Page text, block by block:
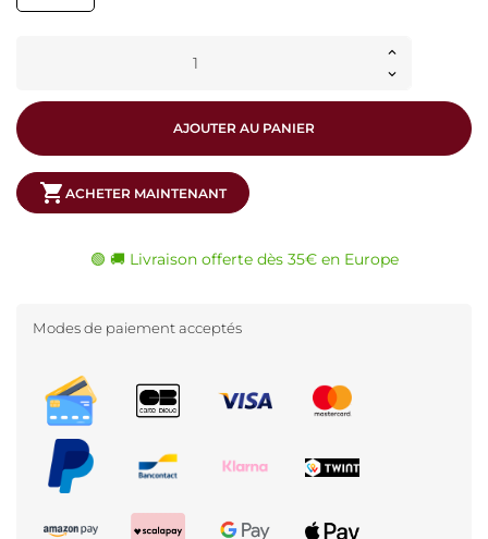
AJOUTER AU PANIER
shopping_cart ACHETER MAINTENANT
🟢 🚚 Livraison offerte dès 35€ en Europe
Modes de paiement acceptés